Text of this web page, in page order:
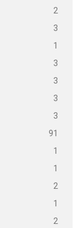
2
3
1
3
3
3
3
91
1
1
2
1
2